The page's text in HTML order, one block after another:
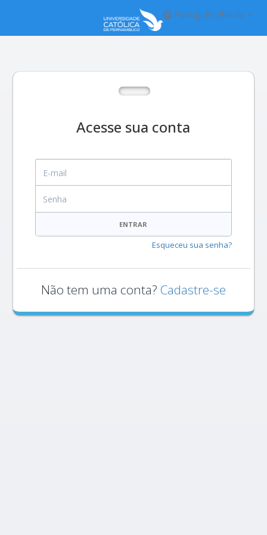
Português (Brasil)
Acesse sua conta
E-mail
ENTRAR
Esqueceu sua senha?
Não tem uma conta? Cadastre-se